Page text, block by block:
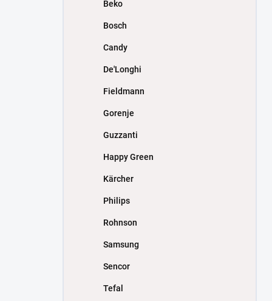
Beko
Bosch
Candy
De'Longhi
Fieldmann
Gorenje
Guzzanti
Happy Green
Kärcher
Philips
Rohnson
Samsung
Sencor
Tefal